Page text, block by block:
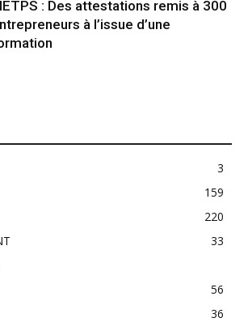
: Des attestations remis à 300
à l’issue d’une
3
159
220
33
56
36